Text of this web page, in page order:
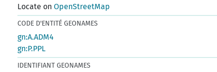
Locate onOpenStreetMap
CODE D'ENTITÉ GEONAMES
gn:A.ADM4
gn:P.PPL
IDENTIFIANT GEONAMES